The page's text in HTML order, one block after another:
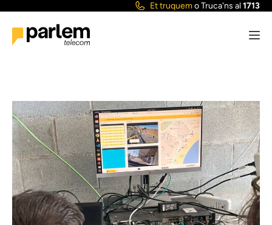
Et truquemoTruca'ns al1713